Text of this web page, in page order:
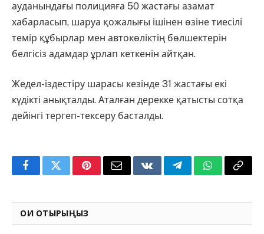
ауданындағы полицияға 50 жастағы азамат
хабарласып, шаруа қожалығы ішінен өзіне тиесілі
темір құбырлар мен автокөліктің бөлшектерін
белгісіз адамдар ұрлап кеткенін айтқан.
Жедел-іздестіру шарасы кезінде 31 жастағы екі
күдікті анықталды. Аталған дерекке қатысты сотқа
дейінгі тергеп-тексеру басталды.
FacebookTwitterPinterestEmail VKontakteTelegramWhatsApp
Copy
ОҚИ ОТЫРЫҢЫЗ